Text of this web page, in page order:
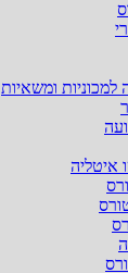
ומשאיות
איטליה